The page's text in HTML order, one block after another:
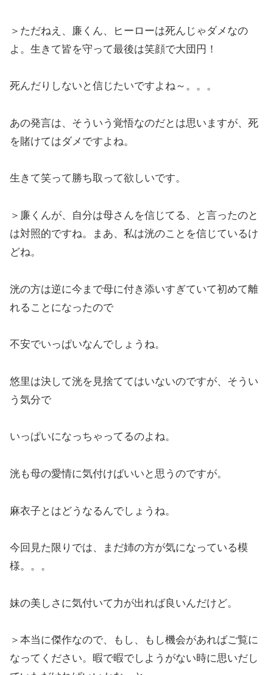
＞ただねえ、廉くん、ヒーローは死んじゃダメなの
よ。生きて皆を守って最後は笑顔で大団円！
死んだりしないと信じたいですよね～。。。
あの発言は、そういう覚悟なのだとは思いますが、死
を賭けてはダメですよね。
生きて笑って勝ち取って欲しいです。
＞廉くんが、自分は母さんを信じてる、と言ったのと
は対照的ですね。まあ、私は洸のことを信じているけ
どね。
洸の方は逆に今まで母に付き添いすぎていて初めて離
れることになったので
不安でいっぱいなんでしょうね。
悠里は決して洸を見捨ててはいないのですが、そうい
う気分で
いっぱいになっちゃってるのよね。
洸も母の愛情に気付けばいいと思うのですが。
麻衣子とはどうなるんでしょうね。
今回見た限りでは、まだ姉の方が気になっている模
様。。。
妹の美しさに気付いて力が出れば良いんだけど。
＞本当に傑作なので、もし、もし機会があればご覧に
なってください。暇で暇でしようがない時に思いだし